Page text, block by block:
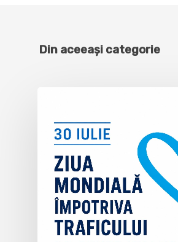
Din aceeași categorie